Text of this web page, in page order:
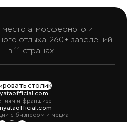
атмосферного и
отдыха. 260+ заведений
в 11 странах.
столик
и франшизе
с бизнесом и медиа